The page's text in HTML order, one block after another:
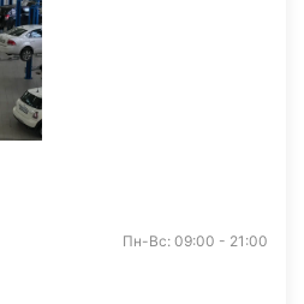
Пн-Вс: 09:00 - 21:00